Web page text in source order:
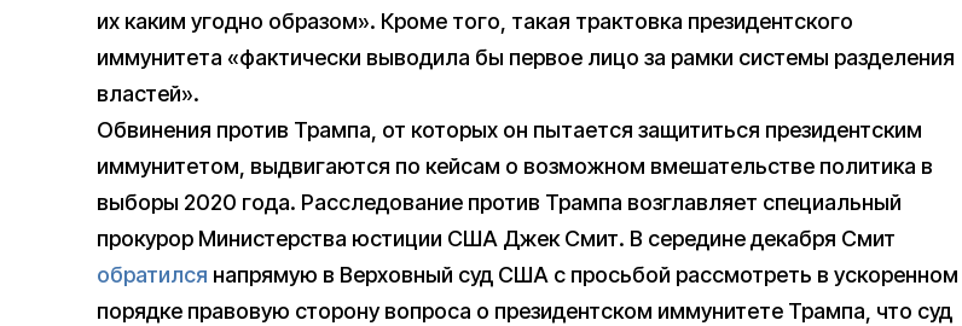
их каким угодно образом». Кроме того, такая трактовка президентского
иммунитета «фактически выводила бы первое лицо за рамки системы разделения
властей».
Обвинения против Трампа, от которых он пытается защититься президентским
иммунитетом, выдвигаются по кейсам о возможном вмешательстве политика в
выборы 2020 года. Расследование против Трампа возглавляет специальный
прокурор Министерства юстиции США Джек Смит. В середине декабря Смит
обратился напрямую в Верховный суд США с просьбой рассмотреть в ускоренном
порядке правовую сторону вопроса о президентском иммунитете Трампа, что суд